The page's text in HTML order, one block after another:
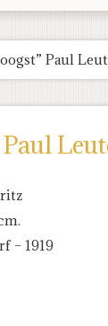
Paul
Paul
– 1919